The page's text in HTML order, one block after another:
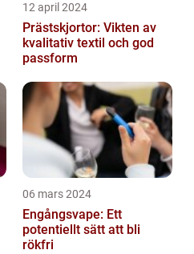
12 april 2024
Prästskjortor: Vikten av
kvalitativ textil och god
passform
06 mars 2024
Engångsvape: Ett
potentiellt sätt att bli
rökfri